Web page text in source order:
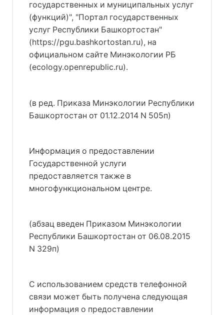
государственных и муниципальных услуг
(функций)", "Портал государственных
услуг Республики Башкортостан"
(https://pgu.bashkortostan.ru), на
официальном сайте Минэкологии РБ
(ecology.openrepublic.ru).
(в ред. Приказа Минэкологии Республики
Башкортостан от 01.12.2014 N 505п)
Информация о предоставлении
Государственной услуги
предоставляется также в
многофункциональном центре.
(абзац введен Приказом Минэкологии
Республики Башкортостан от 06.08.2015
N 329п)
С использованием средств телефонной
связи может быть получена следующая
информация о предоставлении